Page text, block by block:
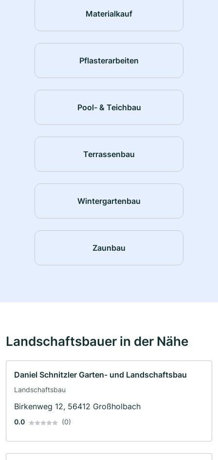
Materialkauf
Pflasterarbeiten
Pool- & Teichbau
Terrassenbau
Wintergartenbau
Zaunbau
Landschaftsbauer in der Nähe
Daniel Schnitzler Garten- und Landschaftsbau
Landschaftsbau
Birkenweg 12, 56412 Großholbach
0.0 (0)